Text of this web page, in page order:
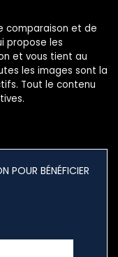
comparaison et de
propose les
et vous tient au
les images sont la
Tout le contenu
POUR BÉNÉFICIER